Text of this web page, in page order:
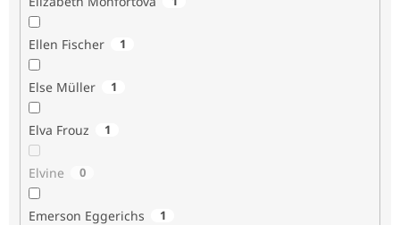
Ellen Fischer 1
Else Müller 1
Elva Frouz 1
Elvine 0
Emerson Eggerichs 1